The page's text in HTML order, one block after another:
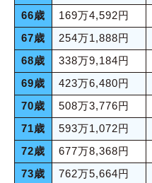
66歳
169万4,592円
67歳
254万1,888円
68歳
338万9,184円
69歳
423万6,480円
70歳
508万3,776円
71歳
593万1,072円
72歳
677万8,368円
73歳
762万5,664円